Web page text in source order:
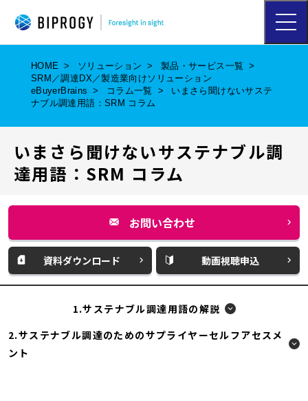
ハ
ン
ュ
を
HOME ソリューション
製品・サービス一覧
SRM／調達DX／製造業向けソリューション
eBuyerBrains
コラム一覧
いまさら聞けないサステ
ナブル調達用語：SRM コラム
いまさら聞けないサステナブル調
達用語：SRM コラム
お問い合わせ
ウ
ィ
ン
ド
ウ
資料ダウンロード
ウ
ィ
ド
動画視聴申込
別
ウ
ド
1.サステナブル調達用語の解説
2.サステナブル調達のためのサプライヤーセルフアセスメ
ント